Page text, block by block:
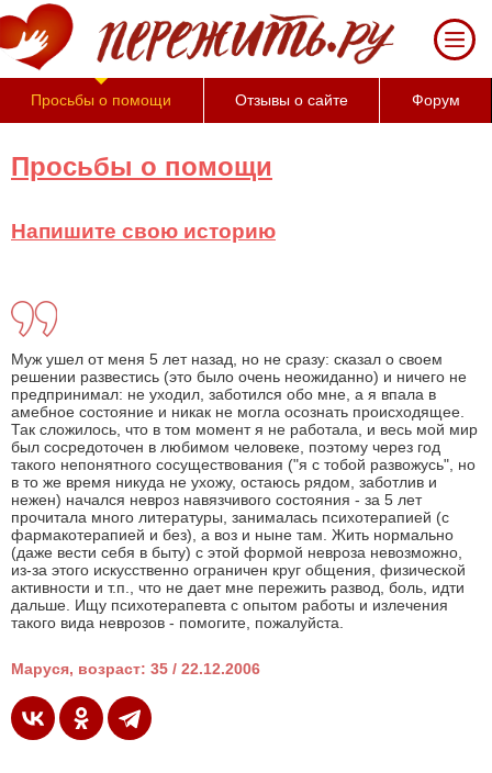
За
50
минут
Вы
можете
тяжесть
своего
и
причины
(бесплатно)
Просьбы о помощи Отзывы о сайте Форум
Просьбы о помощи
Напишите свою историю
Муж ушел от меня 5 лет назад, но не сразу: сказал о своем
решении развестись (это было очень неожиданно) и ничего не
предпринимал: не уходил, заботился обо мне, а я впала в
амебное состояние и никак не могла осознать происходящее.
Так сложилось, что в том момент я не работала, и весь мой мир
был сосредоточен в любимом человеке, поэтому через год
такого непонятного сосуществования ("я с тобой развожусь", но
в то же время никуда не ухожу, остаюсь рядом, заботлив и
нежен) начался невроз навязчивого состояния - за 5 лет
прочитала много литературы, занималась психотерапией (с
фармакотерапией и без), а воз и ныне там. Жить нормально
(даже вести себя в быту) с этой формой невроза невозможно,
из-за этого искусственно ограничен круг общения, физической
активности и т.п., что не дает мне пережить развод, боль, идти
дальше. Ищу психотерапевта с опытом работы и излечения
такого вида неврозов - помогите, пожалуйста.
Маруся, возраст: 35 / 22.12.2006